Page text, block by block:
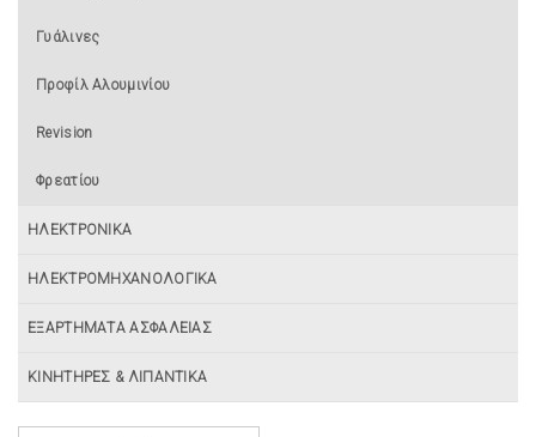
Γυάλινες
Προφίλ Αλουμινίου
Revision
Φρεατίου
ΗΛΕΚΤΡΟΝΙΚΑ
ΗΛΕΚΤΡΟΜΗΧΑΝΟΛΟΓΙΚΑ
ΕΞΑΡΤΗΜΑΤΑ ΑΣΦΑΛΕΙΑΣ
ΚΙΝΗΤΗΡΕΣ & ΛΙΠΑΝΤΙΚΑ